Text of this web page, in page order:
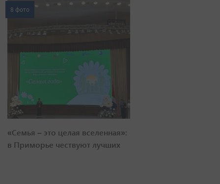
8 фото
«Семья – это целая вселенная»:
в Приморье чествуют лучших